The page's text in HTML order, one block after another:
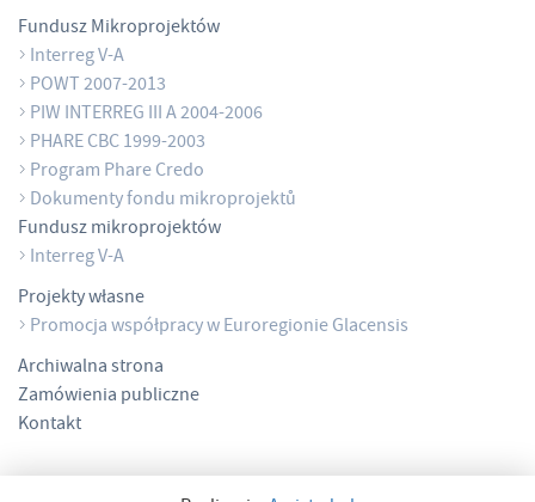
Fundusz Mikroprojektów
Interreg V-A
POWT 2007-2013
PIW INTERREG III A 2004-2006
PHARE CBC 1999-2003
Program Phare Credo
Dokumenty fondu mikroprojektů
Fundusz mikroprojektów
Interreg V-A
Projekty własne
Promocja współpracy w Euroregionie Glacensis
Archiwalna strona
Zamówienia publiczne
Kontakt